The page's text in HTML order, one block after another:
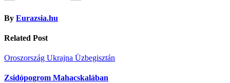
By Eurazsia.hu
Related Post
Oroszország Ukrajna Üzbegisztán
Zsidópogrom Mahacskalában